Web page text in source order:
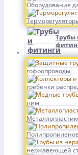
Оборудование
Трубы
гофропроводы
гребенки
ним
нержавеющей